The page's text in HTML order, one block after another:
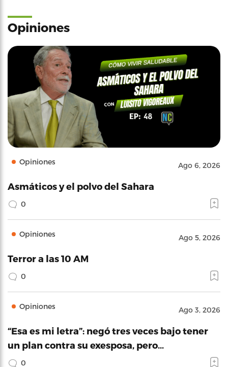
Opiniones
Opiniones Ago 6, 2026
Asmáticos y el polvo del Sahara
0
Opiniones Ago 5, 2026
Terror a las 10 AM
0
Opiniones Ago 3, 2026
“Esa es mi letra”: negó tres veces bajo tener
un plan contra su exesposa, pero…
0